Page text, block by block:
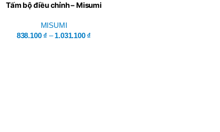
Tấm bộ điều chỉnh – Misumi
MISUMI
838.100 ₫ – 1.031.100 ₫